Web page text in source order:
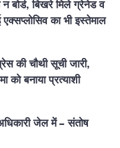
बोर्ड, बिखरे मिले ग्रेनेड व
का भी इस्तेमाल
की चौथी सूची जारी,
को बनाया प्रत्याशी
जेल में – संतोष